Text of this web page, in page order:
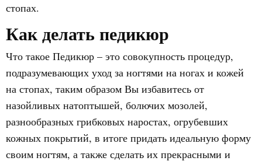
стопах.
Как делать педикюр
Что такое Педикюр – это совокупность процедур,
подразумевающих уход за ногтями на ногах и кожей
на стопах, таким образом Вы избавитесь от
назойливых натоптышей, болючих мозолей,
разнообразных грибковых наростах, огрубевших
кожных покрытий, в итоге придать идеальную форму
своим ногтям, а также сделать их прекрасными и